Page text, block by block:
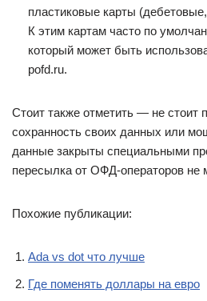
пластиковые карты
К этим картам часто по
который может быть
pofd.ru.
Стоит также отметить — не стоит
сохранность своих данных или
данные закрыты специальными
пересылка от ОФД-операторов не
Похожие публикации:
Ada vs dot что лучше
Где поменять доллары на евро